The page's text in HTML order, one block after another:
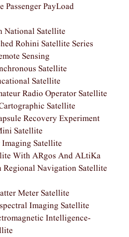
Passenger PayLoad
National Satellite
Rohini Satellite Series
Sensing
Satellite
Satellite
Radio Operator Satellite
Satellite
Recovery Experiment
Satellite
Satellite
With ARgos And ALtiKa
Navigation Satellite
Meter Satellite
Imaging Satellite
Intelligence-